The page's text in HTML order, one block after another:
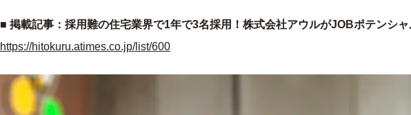
■ 掲載記事：採用難の住宅業界で1年で3名採用！株式会社アウルがJOBポテンシ
https://hitokuru.atimes.co.jp/list/600